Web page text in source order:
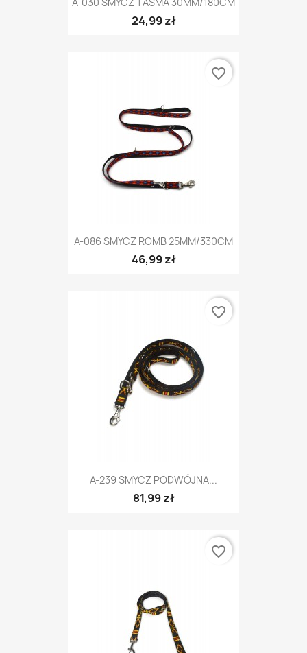
24,99 zł
A-086 SMYCZ ROMB 25MM/330CM
46,99 zł
favorite_border
A-239 SMYCZ PODWÓJNA...
81,99 zł
favorite_border
favorite_border